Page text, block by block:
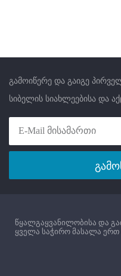
გამოიწერე და გაიგე
სიბელის სიახლეებისა და
წყალგაყვანილობისა და
ყველა საჭირო მასალა ერთ